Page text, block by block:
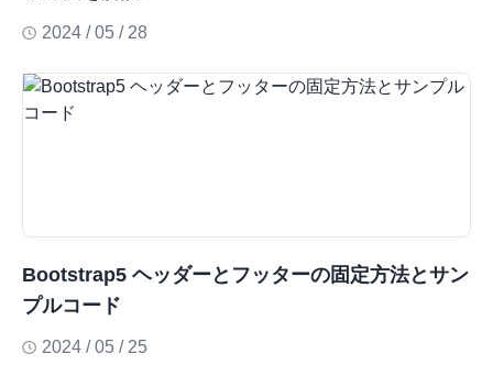
2024 / 05 / 28
Bootstrap5 ヘッダーとフッターの固定方法とサン
プルコード
2024 / 05 / 25